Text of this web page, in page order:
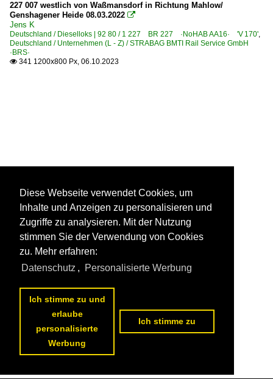
227 007 westlich von Waßmansdorf in Richtung Mahlow/
Genshagener Heide 08.03.2022 
Jens K
Deutschland / Dieselloks | 92 80 / 1 227 BR 227 ·NoHAB AA16· 'V 170',
Deutschland / Unternehmen (L - Z) / STRABAG BMTI Rail Service GmbH
·BRS·
 341 1200x800 Px, 06.10.2023
Diese Webseite verwendet Cookies, um
Inhalte und Anzeigen zu personalisieren und
Zugriffe zu analysieren. Mit der Nutzung
stimmen Sie der Verwendung von Cookies
zu. Mehr erfahren:
Datenschutz , Personalisierte Werbung
Ich stimme zu und
erlaube
personalisierte
Werbung
Ich stimme zu